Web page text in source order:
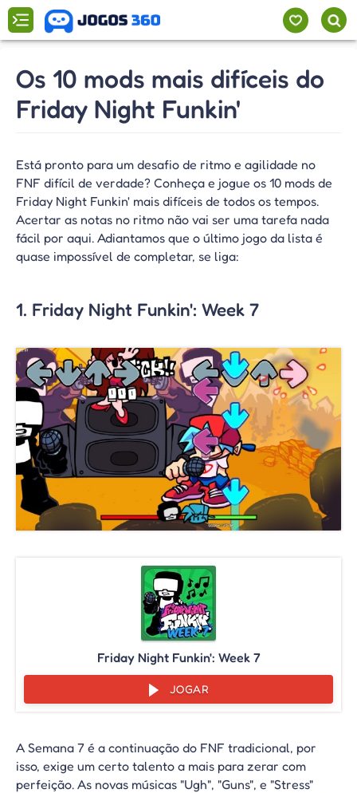
Os 10 mods mais difíceis do
Friday Night Funkin'
Está pronto para um desafio de ritmo e agilidade no
FNF difícil de verdade? Conheça e jogue os 10 mods de
Friday Night Funkin' mais difíceis de todos os tempos.
Acertar as notas no ritmo não vai ser uma tarefa nada
fácil por aqui. Adiantamos que o último jogo da lista é
quase impossível de completar, se liga:
1. Friday Night Funkin': Week 7
Friday Night Funkin': Week 7
JOGAR
A Semana 7 é a continuação do FNF tradicional, por
isso, exige um certo talento a mais para zerar com
perfeição. As novas músicas "Ugh", "Guns", e "Stress"